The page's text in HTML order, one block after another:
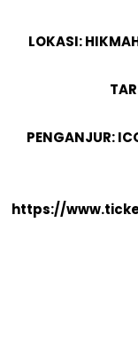
LOKASI:
PENGANJUR:
https://